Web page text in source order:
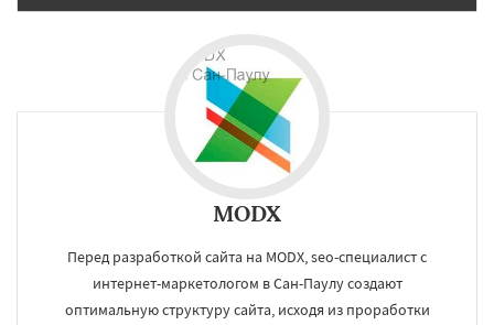
MODX
Перед разработкой сайта на MODX, seo-специалист с
интернет-маркетологом в Сан-Паулу создают
оптимальную структуру сайта, исходя из проработки